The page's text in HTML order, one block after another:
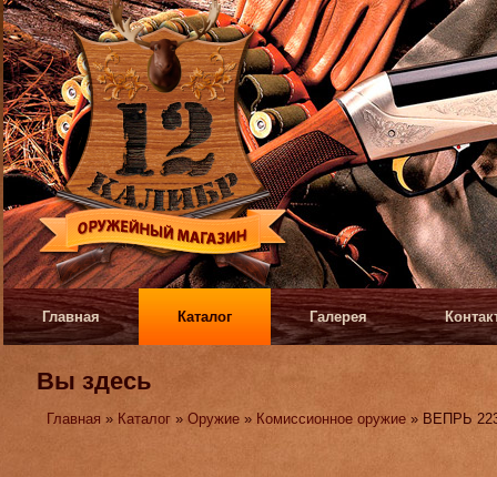
Главная Каталог Галерея
Вы здесь
Главная » Каталог »Оружие » Комиссионное оружие » ВЕПРЬ